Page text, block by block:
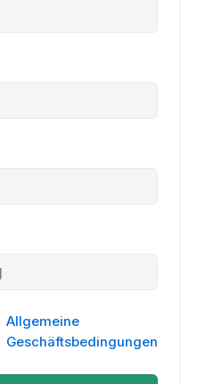
Allgemeine
Geschäftsbedingungen